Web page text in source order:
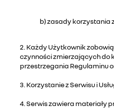
b) zasady korzystania
2. Każdy Użytkownik
czynności zmierzających do
przestrzegania Regulaminu
3. Korzystanie z Serwisu i
4. Serwis zawiera materiały